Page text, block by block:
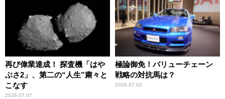
再び偉業達成！ 探査機「はや
ぶさ2」、第二の“人生”粛々と
こなす
2026.07.07
極論御免！バリューチェーン
戦略の対抗馬は？
2026.07.02